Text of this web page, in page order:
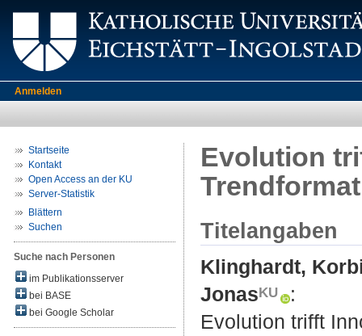
Anmelden
Startseite
Kontakt
Open Access an der KU
Server-Statistik
Blättern
Suchen
Suche nach Personen
im Publikationsserver
bei BASE
bei Google Scholar
Evolution
Titelangaben
Klinghardt,
Jonas
:
Evolution trifft